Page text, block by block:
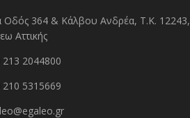
Οδός 364 & Κάλβου Ανδρέα, Τ.Κ. 12243,
Αττικής
213 2044800
210 5315669